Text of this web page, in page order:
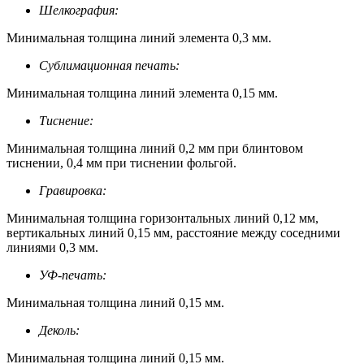
Шелкография:
Минимальная толщина линий элемента 0,3 мм.
Сублимационная печать:
Минимальная толщина линий элемента 0,15 мм.
Тиснение:
Минимальная толщина линий 0,2 мм при блинтовом
тиснении, 0,4 мм при тиснении фольгой.
Гравировка:
Минимальная толщина горизонтальных линий 0,12 мм,
вертикальных линий 0,15 мм, расстояние между соседними
линиями 0,3 мм.
УФ-печать:
Минимальная толщина линий 0,15 мм.
Деколь:
Минимальная толщина линий 0,15 мм.